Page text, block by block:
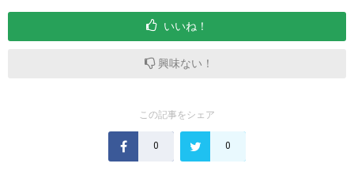
いいね！
興味ない！
この記事をシェア
0 0